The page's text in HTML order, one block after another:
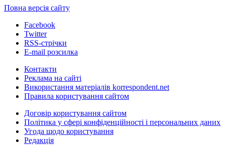
Повна версія сайту
Facebook
Twitter
RSS-стрічки
E-mail розсилка
Контакти
Реклама на сайті
Використання матеріалів korrespondent.net
Правила користування сайтом
Договір користування сайтом
Політика у сфері конфіденційності і персональних даних
Угода щодо користування
Редакція